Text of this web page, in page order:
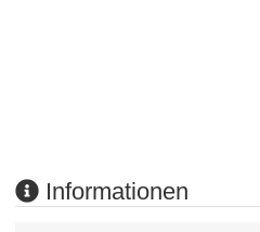
Informationen